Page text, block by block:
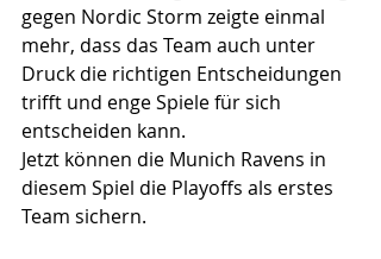
gegen Nordic Storm zeigte einmal
mehr, dass das Team auch unter
Druck die richtigen Entscheidungen
trifft und enge Spiele für sich
entscheiden kann.
Jetzt können die Munich Ravens in
diesem Spiel die Playoffs als erstes
Team sichern.